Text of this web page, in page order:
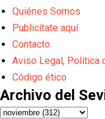
Quiénes Somos
Publicítate aquí
Contacto
Aviso Legal, Política
Código ético
Archivo del